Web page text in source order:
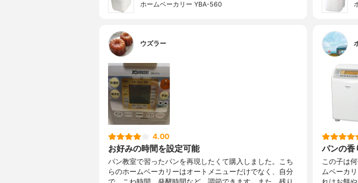
ホームベーカリー YBA-560
ウズラー
4.00
お好みの時間を設定可能
パン教室で習ったパンを再現したくて購入しました。こち
らのホームベーカリーはオートメニューだけでなく、自分
パンの香
この子は
ムベーカ